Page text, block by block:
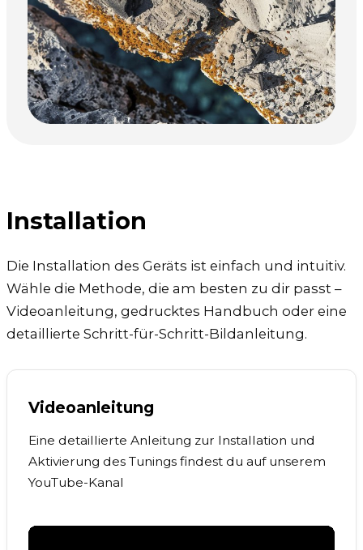
Installation
Die Installation des Geräts ist einfach und intuitiv.
Wähle die Methode, die am besten zu dir passt –
Videoanleitung, gedrucktes Handbuch oder eine
detaillierte Schritt-für-Schritt-Bildanleitung.
Videoanleitung
Eine detaillierte Anleitung zur Installation und
Aktivierung des Tunings findest du auf unserem
YouTube-Kanal